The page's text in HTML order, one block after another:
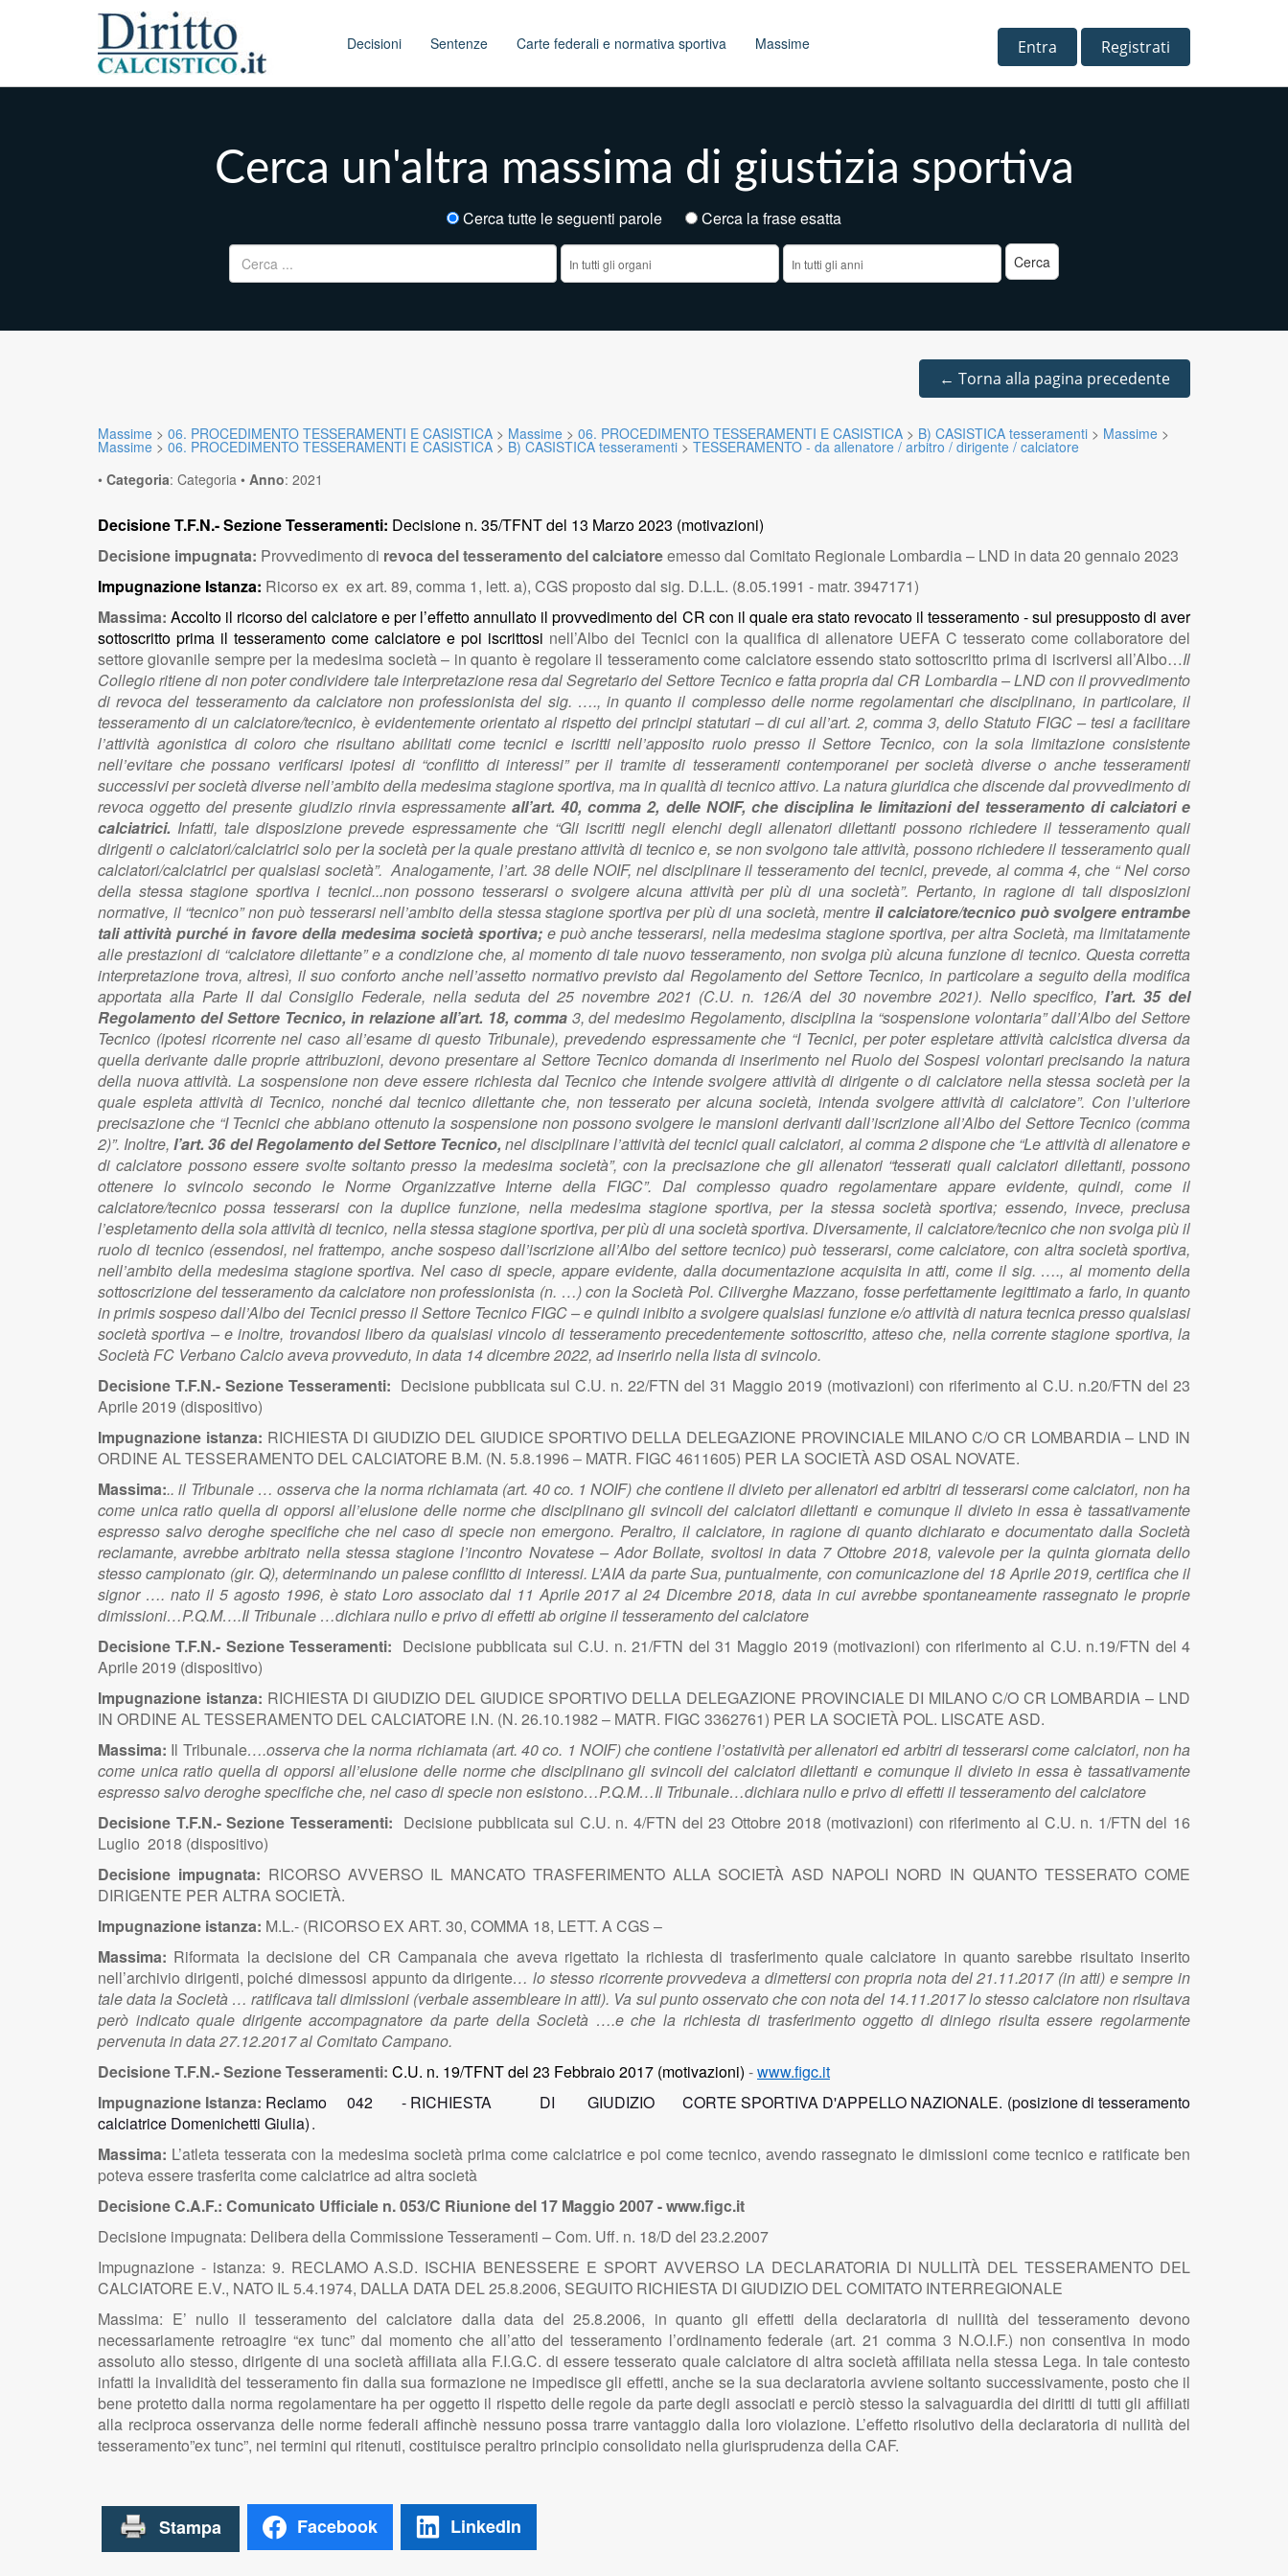
Main menu Decisioni Sentenze Carte federali e normativa sportiva Massime Entra Registrati
Cerca un'altra massima di giustizia sportiva
Cerca tutte le seguenti parole
Cerca la frase esatta
Ricerca per:
← Torna alla pagina precedente
Massime > 06. PROCEDIMENTO TESSERAMENTI E CASISTICA > Massime > 06. PROCEDIMENTO TESSERAMENTI E CASISTICA > B) CASISTICA tesseramenti > Massime >
Massime > 06. PROCEDIMENTO TESSERAMENTI E CASISTICA > B) CASISTICA tesseramenti > TESSERAMENTO - da allenatore / arbitro / dirigente / calciatore
• Categoria: Categoria • Anno: 2021
Decisione T.F.N.- Sezione Tesseramenti: Decisione n. 35/TFNT del 13 Marzo 2023 (motivazioni)
Decisione impugnata: Provvedimento di revoca del tesseramento del calciatoreemesso dal Comitato Regionale Lombardia – LND in data 20 gennaio 2023
Impugnazione Istanza: Ricorso ex ex art. 89, comma 1, lett. a), CGS proposto dal sig. D.L.L. (8.05.1991 - matr. 3947171)
Massima:Accolto il ricorso del calciatore e per l’effetto annullato il provvedimento del CR con il quale era stato revocato il tesseramento - sul presupposto di aver
sottoscritto prima il tesseramento come calciatore e poi iscrittosi nell’Albo dei Tecnici con la qualifica di allenatore UEFA C tesserato come collaboratore del
settore giovanile sempre per la medesima società – in quanto è regolare il tesseramento come calciatore essendo stato sottoscritto prima di iscriversi all’Albo…Il
Collegio ritiene di non poter condividere tale interpretazione resa dal Segretario del Settore Tecnico e fatta propria dal CR Lombardia – LND con il provvedimento
di revoca del tesseramento da calciatore non professionista del sig. …., in quanto il complesso delle norme regolamentari che disciplinano, in particolare, il
tesseramento di un calciatore/tecnico, è evidentemente orientato al rispetto dei principi statutari – di cui all’art. 2, comma 3, dello Statuto FIGC – tesi a facilitare
l’attività agonistica di coloro che risultano abilitati come tecnici e iscritti nell’apposito ruolo presso il Settore Tecnico, con la sola limitazione consistente
nell’evitare che possano verificarsi ipotesi di “conflitto di interessi” per il tramite di tesseramenti contemporanei per società diverse o anche tesseramenti
successivi per società diverse nell’ambito della medesima stagione sportiva, ma in qualità di tecnico attivo. La natura giuridica che discende dal provvedimento di
revoca oggetto del presente giudizio rinvia espressamente all’art. 40, comma 2, delle NOIF, che disciplina le limitazioni del tesseramento di calciatori e
calciatrici. Infatti, tale disposizione prevede espressamente che “Gli iscritti negli elenchi degli allenatori dilettanti possono richiedere il tesseramento quali
dirigenti o calciatori/calciatrici solo per la società per la quale prestano attività di tecnico e, se non svolgono tale attività, possono richiedere il tesseramento quali
calciatori/calciatrici per qualsiasi società”. Analogamente, l’art. 38 delle NOIF, nel disciplinare il tesseramento dei tecnici, prevede, al comma 4, che “ Nel corso
della stessa stagione sportiva i tecnici...non possono tesserarsi o svolgere alcuna attività per più di una società”. Pertanto, in ragione di tali disposizioni
normative, il “tecnico” non può tesserarsi nell’ambito della stessa stagione sportiva per più di una società, mentreil calciatore/tecnico può svolgere entrambe
tali attività purché in favore della medesima società sportiva;e può anche tesserarsi, nella medesima stagione sportiva, per altra Società, ma limitatamente
alle prestazioni di “calciatore dilettante” e a condizione che, al momento di tale nuovo tesseramento, non svolga più alcuna funzione di tecnico. Questa corretta
interpretazione trova, altresì, il suo conforto anche nell’assetto normativo previsto dal Regolamento del Settore Tecnico, in particolare a seguito della modifica
apportata alla Parte II dal Consiglio Federale, nella seduta del 25 novembre 2021 (C.U. n. 126/A del 30 novembre 2021). Nello specifico,l’art. 35 del
Regolamento del Settore Tecnico, in relazione all’art. 18, comma3, del medesimo Regolamento, disciplina la “sospensione volontaria” dall’Albo del Settore
Tecnico (ipotesi ricorrente nel caso all’esame di questo Tribunale), prevedendo espressamente che “I Tecnici, per poter espletare attività calcistica diversa da
quella derivante dalle proprie attribuzioni, devono presentare al Settore Tecnico domanda di inserimento nel Ruolo dei Sospesi volontari precisando la natura
della nuova attività. La sospensione non deve essere richiesta dal Tecnico che intende svolgere attività di dirigente o di calciatore nella stessa società per la
quale espleta attività di Tecnico, nonché dal tecnico dilettante che, non tesserato per alcuna società, intenda svolgere attività di calciatore”. Con l’ulteriore
precisazione che “I Tecnici che abbiano ottenuto la sospensione non possono svolgere le mansioni derivanti dall’iscrizione all’Albo del Settore Tecnico (comma
2)”. Inoltre,l’art. 36 del Regolamento del Settore Tecnico, nel disciplinare l’attività dei tecnici quali calciatori, al comma 2 dispone che “Le attività di allenatore e
di calciatore possono essere svolte soltanto presso la medesima società”, con la precisazione che gli allenatori “tesserati quali calciatori dilettanti, possono
ottenere lo svincolo secondo le Norme Organizzative Interne della FIGC”. Dal complesso quadro regolamentare appare evidente, quindi, come il
calciatore/tecnico possa tesserarsi con la duplice funzione, nella medesima stagione sportiva, per la stessa società sportiva; essendo, invece, preclusa
l’espletamento della sola attività di tecnico, nella stessa stagione sportiva, per più di una società sportiva. Diversamente, il calciatore/tecnico che non svolga più il
ruolo di tecnico (essendosi, nel frattempo, anche sospeso dall’iscrizione all’Albo del settore tecnico) può tesserarsi, come calciatore, con altra società sportiva,
nell’ambito della medesima stagione sportiva. Nel caso di specie, appare evidente, dalla documentazione acquisita in atti, come il sig. …., al momento della
sottoscrizione del tesseramento da calciatore non professionista (n. …) con la Società Pol. Ciliverghe Mazzano, fosse perfettamente legittimato a farlo, in quanto
in primis sospeso dall’Albo dei Tecnici presso il Settore Tecnico FIGC – e quindi inibito a svolgere qualsiasi funzione e/o attività di natura tecnica presso qualsiasi
società sportiva – e inoltre, trovandosi libero da qualsiasi vincolo di tesseramento precedentemente sottoscritto, atteso che, nella corrente stagione sportiva, la
Società FC Verbano Calcio aveva provveduto, in data 14 dicembre 2022, ad inserirlo nella lista di svincolo.
Decisione T.F.N.- Sezione Tesseramenti: Decisione pubblicata sul C.U. n. 22/FTN del 31 Maggio 2019 (motivazioni) con riferimento al C.U. n.20/FTN del 23
Aprile 2019 (dispositivo)
Impugnazione istanza: RICHIESTA DI GIUDIZIO DEL GIUDICE SPORTIVO DELLA DELEGAZIONE PROVINCIALE MILANO C/O CR LOMBARDIA – LND IN
ORDINE AL TESSERAMENTO DEL CALCIATORE B.M. (N. 5.8.1996 – MATR. FIGC 4611605) PER LA SOCIETÀ ASD OSAL NOVATE.
Massima:.. il Tribunale … osserva che la norma richiamata (art. 40 co. 1 NOIF) che contiene il divieto per allenatori ed arbitri di tesserarsi come calciatori, non ha
come unica ratio quella di opporsi all’elusione delle norme che disciplinano gli svincoli dei calciatori dilettanti e comunque il divieto in essa è tassativamente
espresso salvo deroghe specifiche che nel caso di specie non emergono. Peraltro, il calciatore, in ragione di quanto dichiarato e documentato dalla Società
reclamante, avrebbe arbitrato nella stessa stagione l’incontro Novatese – Ador Bollate, svoltosi in data 7 Ottobre 2018, valevole per la quinta giornata dello
stesso campionato (gir. Q), determinando un palese conflitto di interessi. L’AIA da parte Sua, puntualmente, con comunicazione del 18 Aprile 2019, certifica che il
signor …. nato il 5 agosto 1996, è stato Loro associato dal 11 Aprile 2017 al 24 Dicembre 2018, data in cui avrebbe spontaneamente rassegnato le proprie
dimissioni…P.Q.M….Il Tribunale …dichiara nullo e privo di effetti ab origine il tesseramento del calciatore
Decisione T.F.N.- Sezione Tesseramenti: Decisione pubblicata sul C.U. n. 21/FTN del 31 Maggio 2019 (motivazioni) con riferimento al C.U. n.19/FTN del 4
Aprile 2019 (dispositivo)
Impugnazione istanza: RICHIESTA DI GIUDIZIO DEL GIUDICE SPORTIVO DELLA DELEGAZIONE PROVINCIALE DI MILANO C/O CR LOMBARDIA – LND
IN ORDINE AL TESSERAMENTO DEL CALCIATORE I.N. (N. 26.10.1982 – MATR. FIGC 3362761) PER LA SOCIETÀ POL. LISCATE ASD.
Massima: Il Tribunale….osserva che la norma richiamata (art. 40 co. 1 NOIF) che contiene l’ostatività per allenatori ed arbitri di tesserarsi come calciatori, non ha
come unica ratio quella di opporsi all’elusione delle norme che disciplinano gli svincoli dei calciatori dilettanti e comunque il divieto in essa è tassativamente
espresso salvo deroghe specifiche che, nel caso di specie non esistono…P.Q.M…Il Tribunale…dichiara nullo e privo di effetti il tesseramento del calciatore
Decisione T.F.N.- Sezione Tesseramenti: Decisione pubblicata sul C.U. n. 4/FTN del 23 Ottobre 2018 (motivazioni) con riferimento al C.U. n. 1/FTN del 16
Luglio 2018 (dispositivo)
Decisione impugnata: RICORSO AVVERSO IL MANCATO TRASFERIMENTO ALLA SOCIETÀ ASD NAPOLI NORD IN QUANTO TESSERATO COME
DIRIGENTE PER ALTRA SOCIETÀ.
Impugnazione istanza: M.L.- (RICORSO EX ART. 30, COMMA 18, LETT. A CGS –
Massima: Riformata la decisione del CR Campanaia che aveva rigettato la richiesta di trasferimento quale calciatore in quanto sarebbe risultato inserito
nell’archivio dirigenti, poiché dimessosi appunto da dirigente… lo stesso ricorrente provvedeva a dimettersi con propria nota del 21.11.2017 (in atti) e sempre in
tale data la Società … ratificava tali dimissioni (verbale assembleare in atti). Va sul punto osservato che con nota del 14.11.2017 lo stesso calciatore non risultava
però indicato quale dirigente accompagnatore da parte della Società ….e che la richiesta di trasferimento oggetto di diniego risulta essere regolarmente
pervenuta in data 27.12.2017 al Comitato Campano.
Decisione T.F.N.- Sezione Tesseramenti: C.U. n. 19/TFNT del 23 Febbraio 2017 (motivazioni) -www.figc.it
Impugnazione Istanza: Reclamo042 - RICHIESTA DI GIUDIZIO CORTE SPORTIVA D'APPELLO NAZIONALE. (posizione di tesseramento
calciatrice Domenichetti Giulia).
Massima: L’atleta tesserata con la medesima società prima come calciatrice e poi come tecnico, avendo rassegnato le dimissioni come tecnico e ratificate ben
poteva essere trasferita come calciatrice ad altra società
Decisione C.A.F.: Comunicato Ufficiale n. 053/C Riunione del 17 Maggio 2007 - www.figc.it
Decisione impugnata: Delibera della Commissione Tesseramenti – Com. Uff. n. 18/D del 23.2.2007
Impugnazione - istanza: 9. RECLAMO A.S.D. ISCHIA BENESSERE E SPORT AVVERSO LA DECLARATORIA DI NULLITÀ DEL TESSERAMENTO DEL
CALCIATORE E.V., NATO IL 5.4.1974, DALLA DATA DEL 25.8.2006, SEGUITO RICHIESTA DI GIUDIZIO DEL COMITATO INTERREGIONALE
Massima: E’ nullo il tesseramento del calciatore dalla data del 25.8.2006, in quanto gli effetti della declaratoria di nullità del tesseramento devono
necessariamente retroagire “ex tunc” dal momento che all’atto del tesseramento l’ordinamento federale (art. 21 comma 3 N.O.I.F.) non consentiva in modo
assoluto allo stesso, dirigente di una società affiliata alla F.I.G.C. di essere tesserato quale calciatore di altra società affiliata nella stessa Lega. In tale contesto
infatti la invalidità del tesseramento fin dalla sua formazione ne impedisce gli effetti, anche se la sua declaratoria avviene soltanto successivamente, posto che il
bene protetto dalla norma regolamentare ha per oggetto il rispetto delle regole da parte degli associati e perciò stesso la salvaguardia dei diritti di tutti gli affiliati
alla reciproca osservanza delle norme federali affinchè nessuno possa trarre vantaggio dalla loro violazione. L’effetto risolutivo della declaratoria di nullità del
tesseramento”ex tunc”, nei termini qui ritenuti, costituisce peraltro principio consolidato nella giurisprudenza della CAF.
Facebook LinkedIn